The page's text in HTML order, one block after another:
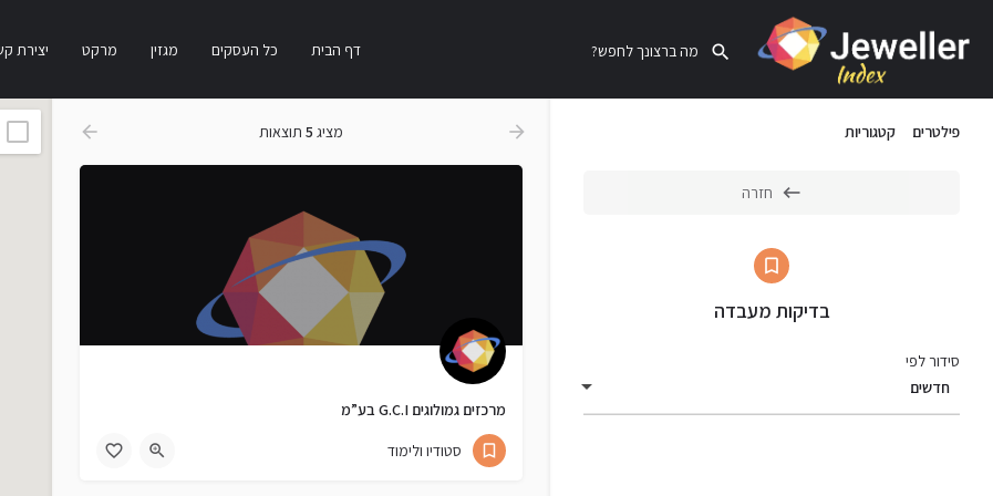
דף הבית כל העסקים מגזין מרקט יצירת
פילטרים קטגוריות
חזרה
בדיקות מעבדה
חדשים
סידור לפי
מציג 5 תוצאות
מרכזים גמולוגים G.C.I בע”מ
03-751-4782
סטודיו ולימוד